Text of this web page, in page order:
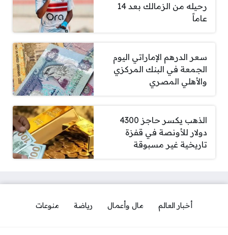
رحيله من الزمالك بعد 14
عاماً
سعر الدرهم الإماراتي اليوم
الجمعة في البنك المركزي
والأهلي المصري
الذهب يكسر حاجز 4300
دولار للأونصة في قفزة
تاريخية غير مسبوقة
أخبار العالم مال وأعمال رياضة منوعات